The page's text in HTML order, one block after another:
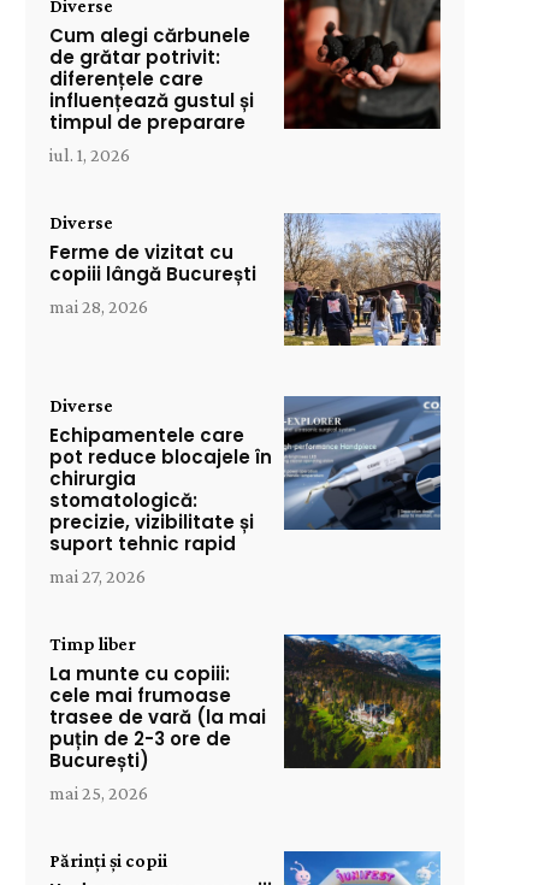
Diverse
Cum alegi cărbunele
de grătar potrivit:
diferențele care
influențează gustul și
timpul de preparare
iul. 1, 2026
Diverse
Ferme de vizitat cu
copiii lângă București
mai 28, 2026
Diverse
Echipamentele care
pot reduce blocajele în
chirurgia
stomatologică:
precizie, vizibilitate și
suport tehnic rapid
mai 27, 2026
Timp liber
La munte cu copiii:
cele mai frumoase
trasee de vară (la mai
puțin de 2-3 ore de
București)
mai 25, 2026
Părinți și copii